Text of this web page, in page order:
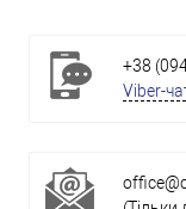
+38
Viber-